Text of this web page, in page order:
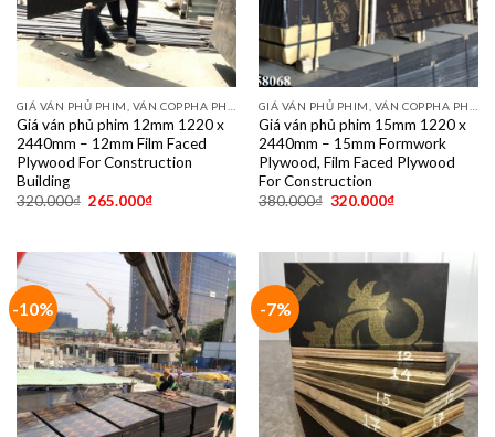
Giá ván phủ phim 12mm 1220 x
2440mm – 12mm Film Faced
Plywood For Construction
Building
320.000₫ 265.000₫
Giá ván phủ phim 15mm 1220 x
2440mm – 15mm Formwork
Plywood, Film Faced Plywood
For Construction
380.000₫ 320.000₫
-10% -7%